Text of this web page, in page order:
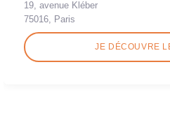
19, avenue Kléber
75016, Paris
JE DÉCOUVRE